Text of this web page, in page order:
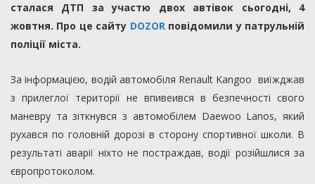
сталася ДТП за участю двох автівок сьогодні, 4
жовтня. Про це сайту DOZORповідомили у патрульній
поліції міста.
За інформацією, водій автомобіля Renault Kangoo виїжджав
з прилеглої території не впивеився в безпечності свого
маневру та зіткнувся з автомобілем Daewoo Lanos, який
рухався по головній дорозі в сторону спортивної школи. В
результаті аварії ніхто не постраждав, водії розійшлися за
європротоколом.